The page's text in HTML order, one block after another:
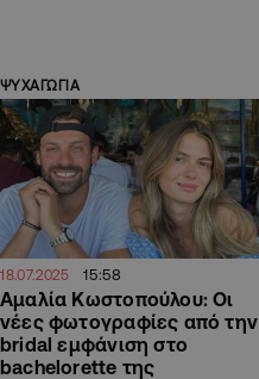
ΨΥΧΑΓΩΓΙΑ
18.07.2025 15:58
Αμαλία Κωστοπούλου: Οι
νέες φωτογραφίες από την
bridal εμφάνιση στο
bachelorette της